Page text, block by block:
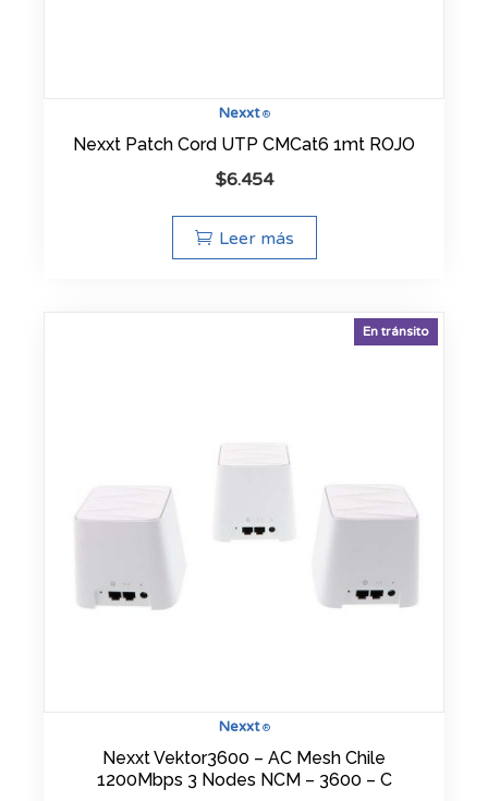
Nexxt®
Nexxt Patch Cord UTP CMCat6 1mt ROJO
$6.454
Leer más
Nexxt®
En tránsito
Nexxt Vektor3600 – AC Mesh Chile
1200Mbps 3 Nodes NCM – 3600 – C